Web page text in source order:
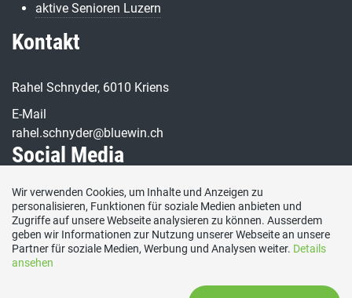
aktive Senioren Luzern
Kontakt
Rahel Schnyder, 6010 Kriens
E-Mail
rahel.schnyder@bluewin.ch
Social Media
Besuchen Sie uns bei:
Wir verwenden Cookies, um Inhalte und Anzeigen zu
personalisieren, Funktionen für soziale Medien anbieten und
Zugriffe auf unsere Webseite analysieren zu können. Ausserdem
geben wir Informationen zur Nutzung unserer Webseite an unsere
Partner für soziale Medien, Werbung und Analysen weiter. Details
ansehen